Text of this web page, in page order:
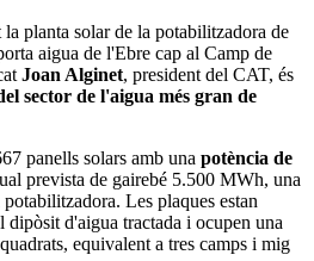
planta solar de la potabilitzadora de
aigua de l'Ebre cap al Camp de
Joan Alginet, president del CAT, és
sector de l'aigua més gran de
panells solars amb una potència de
prevista de gairebé 5.500 MWh, una
Les plaques estan
dipòsit d'aigua tractada i ocupen una
equivalent a tres camps i mig